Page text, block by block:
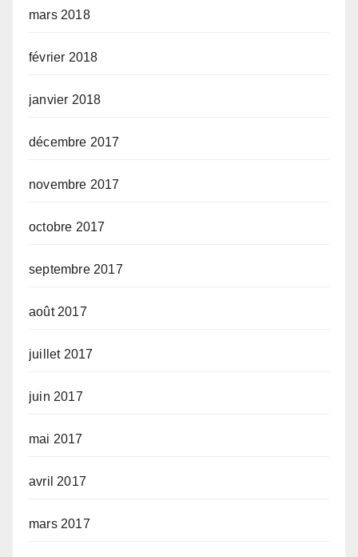
mars 2018
février 2018
janvier 2018
décembre 2017
novembre 2017
octobre 2017
septembre 2017
août 2017
juillet 2017
juin 2017
mai 2017
avril 2017
mars 2017